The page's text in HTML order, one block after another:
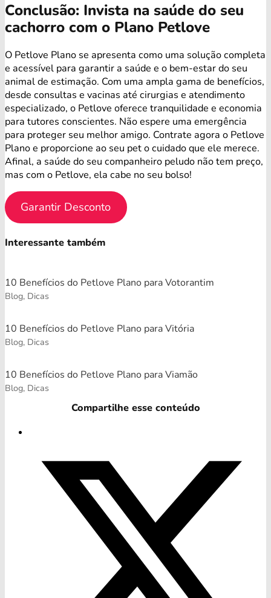
Conclusão: Invista na saúde do seu
cachorro com o Plano Petlove
O Petlove Plano se apresenta como uma solução completa
e acessível para garantir a saúde e o bem-estar do seu
animal de estimação. Com uma ampla gama de benefícios,
desde consultas e vacinas até cirurgias e atendimento
especializado, o Petlove oferece tranquilidade e economia
para tutores conscientes. Não espere uma emergência
para proteger seu melhor amigo. Contrate agora o Petlove
Plano e proporcione ao seu pet o cuidado que ele merece.
Afinal, a saúde do seu companheiro peludo não tem preço,
mas com o Petlove, ela cabe no seu bolso!
Garantir Desconto
Interessante também
10 Benefícios do Petlove Plano para Votorantim
Blog, Dicas
10 Benefícios do Petlove Plano para Vitória
Blog, Dicas
10 Benefícios do Petlove Plano para Viamão
Blog, Dicas
Compartilhe esse conteúdo